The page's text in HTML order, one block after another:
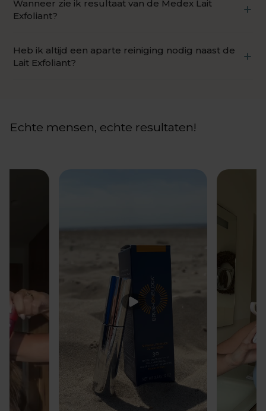
tegen vrije radicalen.
reiniging bevat milde scrubdeeltjes die de huid
effectief reinigen en dode huidcellen verwijderen.
Wanneer zie ik resultaat van de Medex Lait
Exfoliant?
gebruik.
Heb ik altijd een aparte reiniging nodig naast de
Lait Exfoliant?
Echte mensen, echte resultaten!